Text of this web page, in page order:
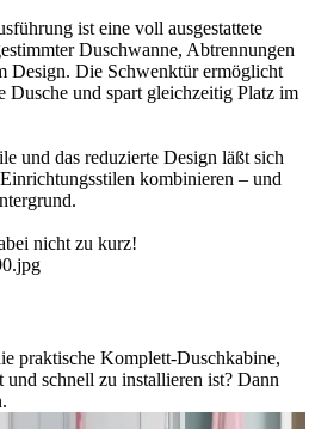
ist eine voll ausgestattete
Duschwanne, Abtrennungen
Design. Die Schwenktür ermöglicht
Dusche und spart gleichzeitig Platz im
und das reduzierte Design läßt sich
kombinieren – und
nicht zu kurz!
praktische Komplett-Duschkabine,
schnell zu installieren ist? Dann